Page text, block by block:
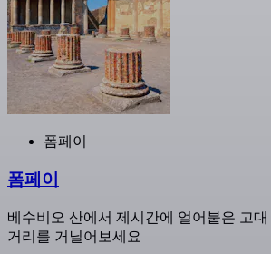
폼페이
폼페이
베수비오 산에서 제시간에 얼어붙은 고대
거리를 거닐어보세요